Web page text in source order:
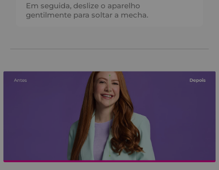
Em seguida, deslize o aparelho
gentilmente para soltar a mecha.